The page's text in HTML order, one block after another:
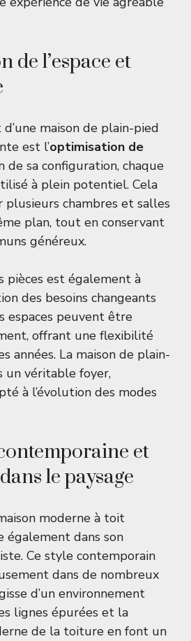
de l’espace et
maison de plain-pied
est l’optimisation de
de sa configuration, chaque
à plein potentiel. Cela
plusieurs chambres et salles
plan, tout en conservant
généreux.
pièces est également à
des besoins changeants
espaces peuvent être
offrant une flexibilité
années. La maison de plain-
un véritable foyer,
à l’évolution des modes
et
le paysage
moderne à toit
également dans son
Ce style contemporain
dans de nombreux
d’un environnement
lignes épurées et la
de la toiture en font un